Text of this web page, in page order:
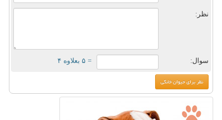
نظر:
سوال: = ۵ بعلاوه ۴